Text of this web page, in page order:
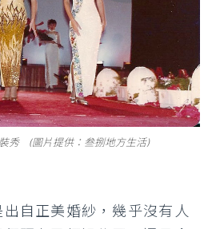
裝秀 (圖片提供：叁捌地方生活)
出自正美婚紗，幾乎沒有人